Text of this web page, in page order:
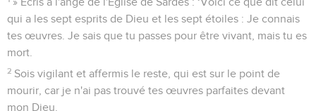
qui a les sept esprits de Dieu et les sept étoiles : Je connais
tes œuvres. Je sais que tu passes pour être vivant, mais tu es
mort.
2 Sois vigilant et affermis le reste, qui est sur le point de
mourir, car je n'ai pas trouvé tes œuvres parfaites devant
mon Dieu.